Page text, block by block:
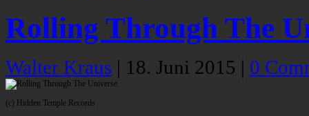
Rolling Through The
Walter Kraus | 18. Juni 2015 | 0
(c) Hidden Temple Records